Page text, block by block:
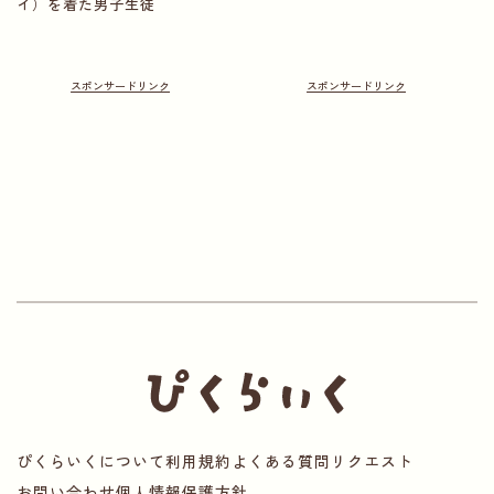
ぴくらいくについて利用規約 よくある質問 リクエスト